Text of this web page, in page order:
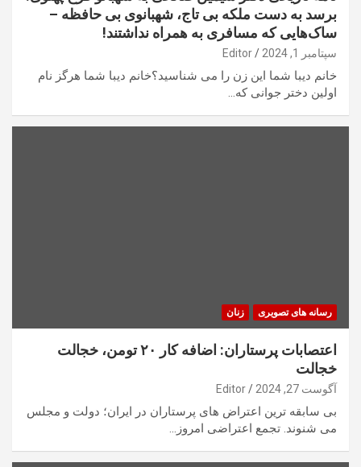
برسد به دست ملکه بی تاج، شهبانوی بی حافظه –
ساک‌هایی که مسافری به همراه نداشتند!
سپتامبر 1, 2024 Editor
خانم دیبا شما این زن را می شناسید؟خانم دیبا شما هرگز نام
اولین دختر جوانی که…
رسانه های تصویری زنان
اعتصابات پرستاران: اضافه کار ۲۰ تومن، خجالت
خجالت
آگوست 27, 2024 Editor
بی سابقه ترین اعتراض های پرستاران در ایران؛ دولت و مجلس
می شنوند. تجمع اعتراضی امروز…